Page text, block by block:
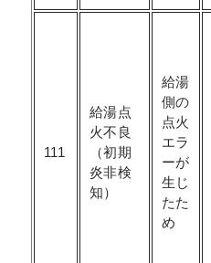
111
給湯点
火不良
（初期
炎非検
知）
給湯
側の
点火
エラ
ーが
生じ
たた
め